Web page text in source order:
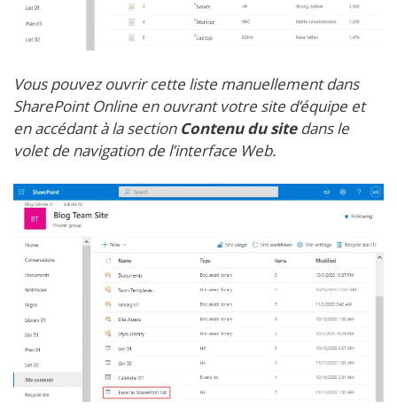
Vous pouvez ouvrir cette liste manuellement dans
SharePoint Online en ouvrant votre site d’équipe et
en accédant à la section Contenu du sitedans le
volet de navigation de l’interface Web.